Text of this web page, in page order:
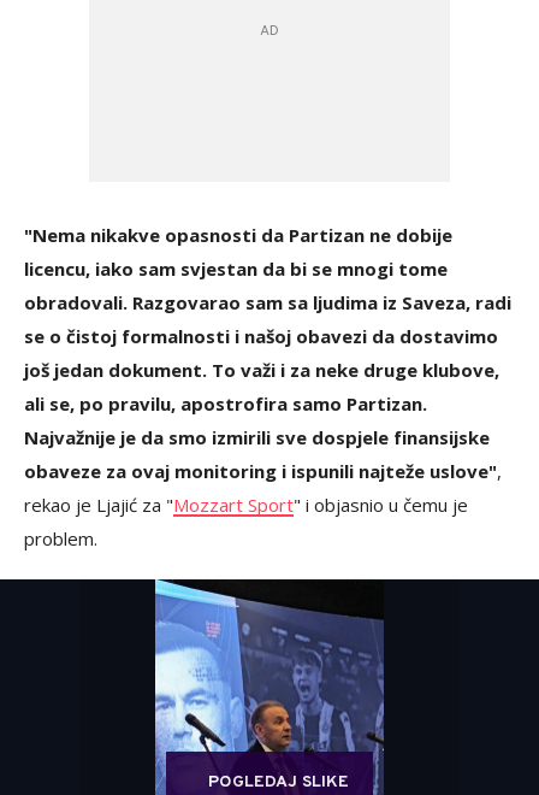
"Nema nikakve opasnosti da Partizan ne dobije
licencu, iako sam svjestan da bi se mnogi tome
obradovali. Razgovarao sam sa ljudima iz Saveza, radi
se o čistoj formalnosti i našoj obavezi da dostavimo
još jedan dokument. To važi i za neke druge klubove,
ali se, po pravilu, apostrofira samo Partizan.
Najvažnije je da smo izmirili sve dospjele finansijske
obaveze za ovaj monitoring i ispunili najteže uslove",
rekao je Ljajić za "Mozzart Sport" i objasnio u čemu je
problem.
POGLEDAJ SLIKE